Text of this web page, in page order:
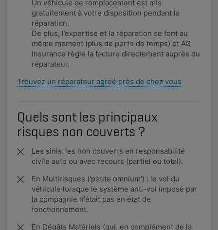
Un véhicule de remplacement est mis
gratuitement à votre disposition pendant la
réparation.
De plus, l’expertise et la réparation se font au
même moment (plus de perte de temps) et AG
Insurance règle la facture directement auprès du
réparateur.
Trouvez un réparateur agréé près de chez vous
Quels sont les principaux
risques non couverts ?
​Les sinistres non couverts en responsabilité
civile auto ou avec recours (partiel ou total).
En Multirisques ('petite omnium') : le vol du
véhicule lorsque le système anti-vol imposé par
la compagnie n'était pas en état de
fonctionnement.
En Dégâts Matériels (qui, en complément de la